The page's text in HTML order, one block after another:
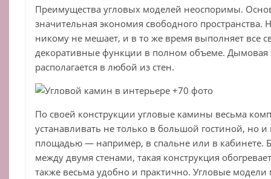
Преимущества угловых моделей неоспоримы.
значительная экономия свободного пространства.
никому не мешает, и в то же время выполняет все
декоративные функции в полном объеме. Дымовая
располагается в любой из стен.
По своей конструкции угловые камины весьма
устанавливать не только в большой гостиной, но
площадью — например, в спальне или в кабинете.
между двумя стенами, такая конструкция
также весьма удобно и практично. Угловые модели